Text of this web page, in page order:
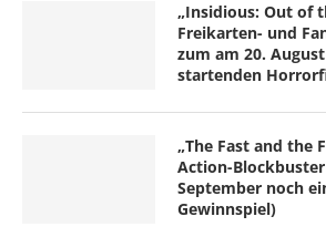
„Insidious: Out of
Freikarten- und
zum am 20.
startenden
„The Fast and the
Action-Blockbuster
September noch
Gewinnspiel)